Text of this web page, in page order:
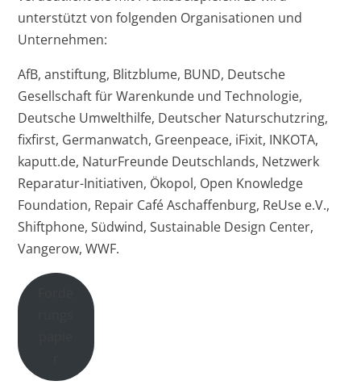
unterstützt von folgenden Organisationen und
Unternehmen:
AfB, anstiftung, Blitzblume, BUND, Deutsche
Gesellschaft für Warenkunde und Technologie,
Deutsche Umwelthilfe, Deutscher Naturschutzring,
fixfirst, Germanwatch, Greenpeace, iFixit, INKOTA,
kaputt.de, NaturFreunde Deutschlands, Netzwerk
Reparatur-Initiativen, Ökopol, Open Knowledge
Foundation, Repair Café Aschaffenburg, ReUse e.V.,
Shiftphone, Südwind, Sustainable Design Center,
Vangerow, WWF.